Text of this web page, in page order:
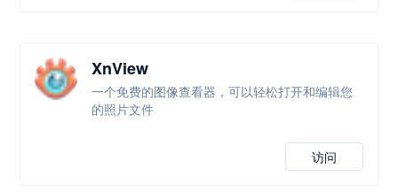
XnView
一个免费的图像查看器，可以轻松打开和编辑您
的照片文件
访问